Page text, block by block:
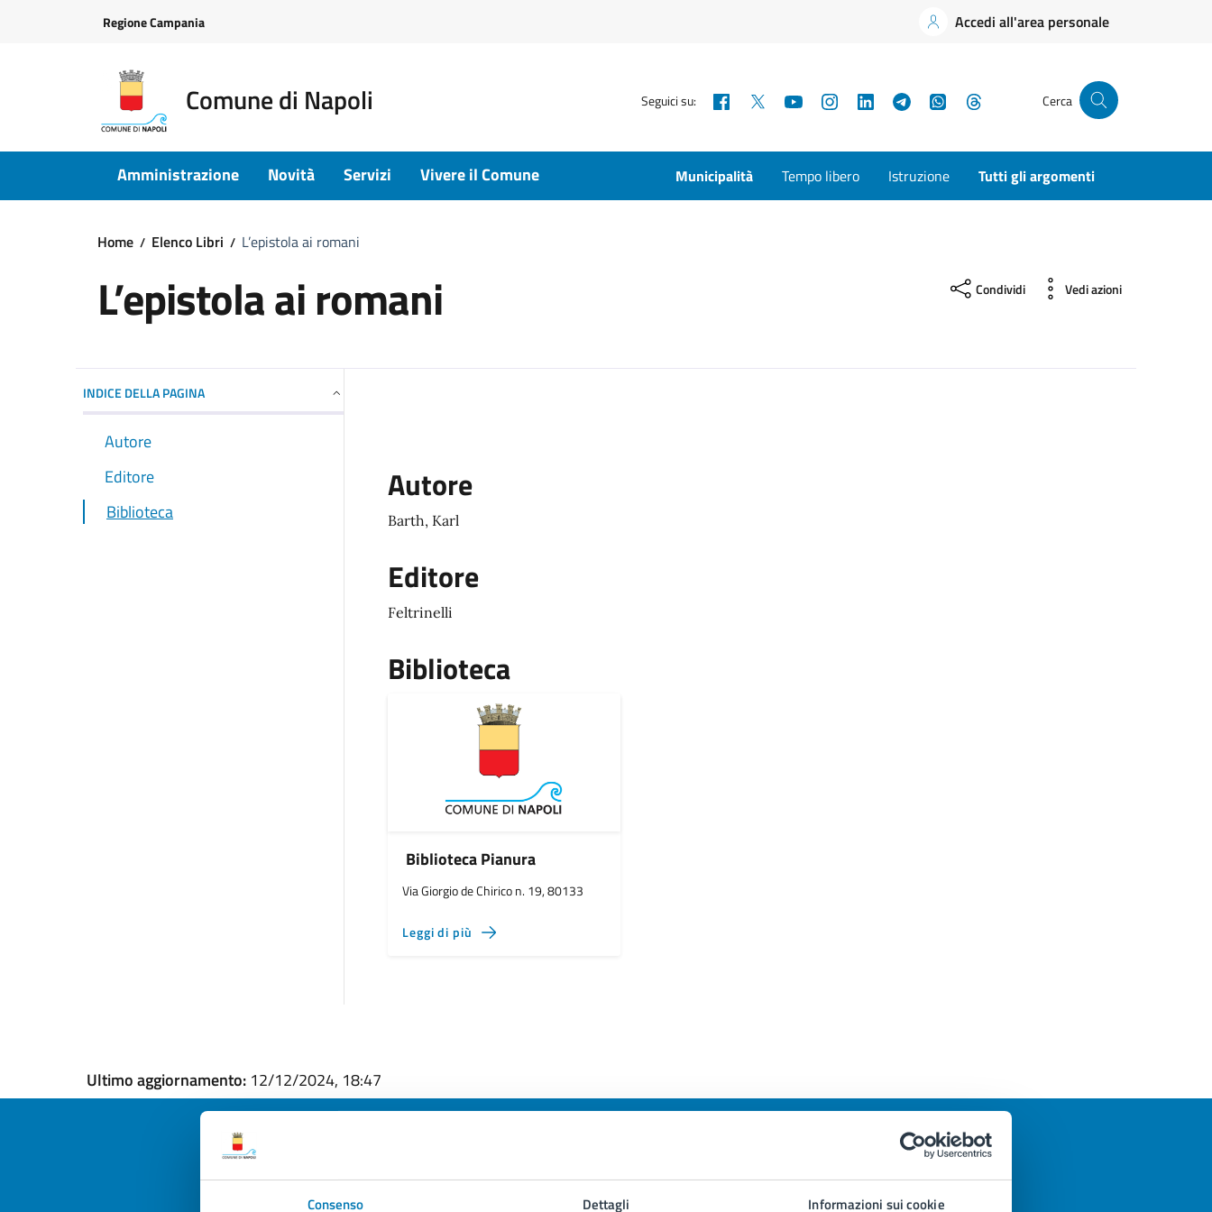
Consenso Dettagli Informazioni sui cookie
Regione Campania Accedi all'area personale
Comune di Napoli Seguici su: Facebook YouTubeInstagramLinkedInTelegramWhatsApp Cerca
Amministrazione Novità Servizi Vivere il Comune Municipalità Tempo libero Istruzione Tutti gli argomenti
Home Elenco Libri L’epistola ai romani
L’epistola ai romani Condividi Vedi azioni
INDICE DELLA PAGINA
Autore
Editore
Biblioteca
Autore
Barth, Karl
Editore
Feltrinelli
Biblioteca
Biblioteca Pianura
Via Giorgio de Chirico n. 19, 80133
Leggi di più
Ultimo aggiornamento: 12/12/2024, 18:47